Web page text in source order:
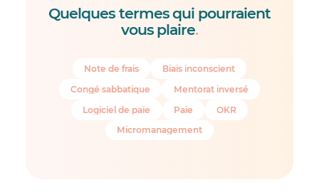
Quelques termes qui pourraient
vous plaire.
Note de frais
Biais inconscient
Congé sabbatique
Mentorat inversé
Logiciel de paie
Paie
OKR
Micromanagement